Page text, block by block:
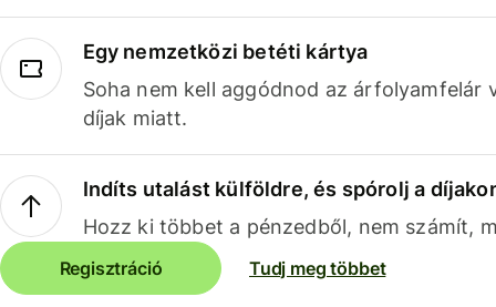
Egy nemzetközi betéti kártya
Soha nem kell aggódnod az árfolyamfelár
díjak miatt.
Indíts utalást külföldre, és spórolj a
Hozz ki többet a pénzedből, nem számít,
Regisztráció Tudj meg többet